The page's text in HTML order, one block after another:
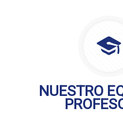
NUESTRO